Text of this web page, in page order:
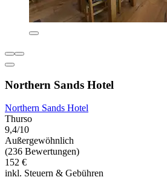
Northern Sands Hotel
Northern Sands Hotel
Thurso
9,4/10
Außergewöhnlich
(236 Bewertungen)
152 €
inkl. Steuern & Gebühren